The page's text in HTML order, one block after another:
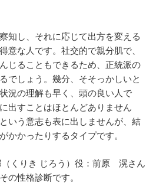
知し、それに応じて出方を変える
意な人です。社交的で親分肌で、
じることもできるため、正統派の
でしょう。幾分、そそっかしいと
況の理解も早く、頭の良い人で
出すことはほとんどありません
いう意志も表に出しませんが、結
かかったりするタイプです。
（くりき じろう）役：前原 滉さん
の性格診断です。